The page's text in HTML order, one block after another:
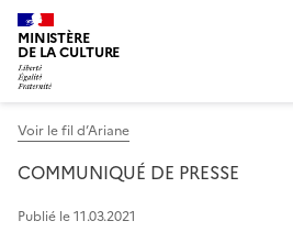
MINISTÈRE
DE LA CULTURE
Voir le fil d’Ariane
COMMUNIQUÉ DE PRESSE
Publié le 11.03.2021